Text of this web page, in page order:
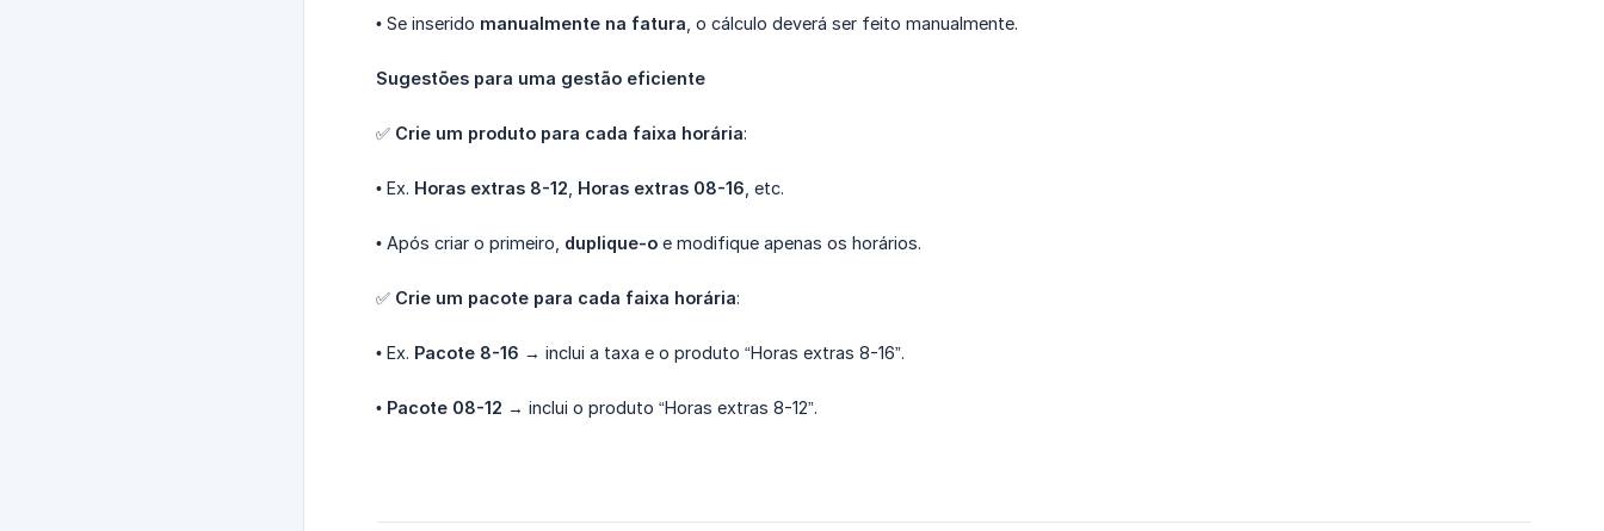
• Se inserido manualmente na fatura , o cálculo deverá ser feito manualmente.
Sugestões para uma gestão eficiente
✅ Crie um produto para cada faixa horária:
• Ex. Horas extras 8-12 Horas extras 08-16 , etc.
• Após criar o primeiro, duplique-o e modifique apenas os horários.
✅ Crie um pacote para cada faixa horária:
• Ex. Pacote 8-16 → inclui a taxa e o produto “Horas extras 8-16”.
• Pacote 08-12 → inclui o produto “Horas extras 8-12”.